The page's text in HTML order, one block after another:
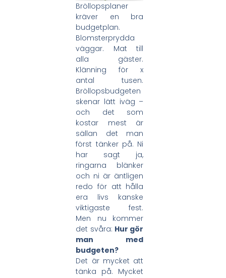
Bröllopsplaner
kräver en bra
budgetplan.
Blomsterprydda
väggar. Mat till
alla gäster.
Klänning för x
antal tusen.
Bröllopsbudgeten
skenar lätt iväg –
och det som
kostar mest är
sällan det man
först tänker på. Ni
har sagt ja,
ringarna blänker
och ni är äntligen
redo för att hålla
era livs kanske
viktigaste fest.
Men nu kommer
det svåra: Hur gör
man med
budgeten?
Det är mycket att
tänka på. Mycket